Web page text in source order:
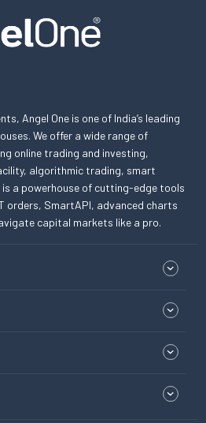
Angel One is one of India’s leading
We offer a wide range of
online trading and investing,
algorithmic trading, smart
is a powerhouse of cutting-edge tools
orders, SmartAPI, advanced charts
capital markets like a pro.